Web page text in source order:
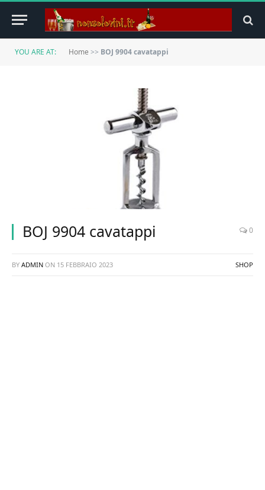
YOU ARE AT: Home >> BOJ 9904 cavatappi
BOJ 9904 cavatappi 0
BY ADMIN ON 15 FEBBRAIO 2023 SHOP